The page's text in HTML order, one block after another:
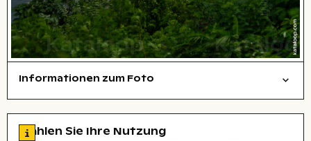
Informationen zum Foto
Zu den Lizenzinformationen springen
Wählen Sie Ihre Nutzung